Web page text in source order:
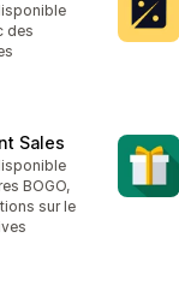
des
Sales
BOGO,
sur le